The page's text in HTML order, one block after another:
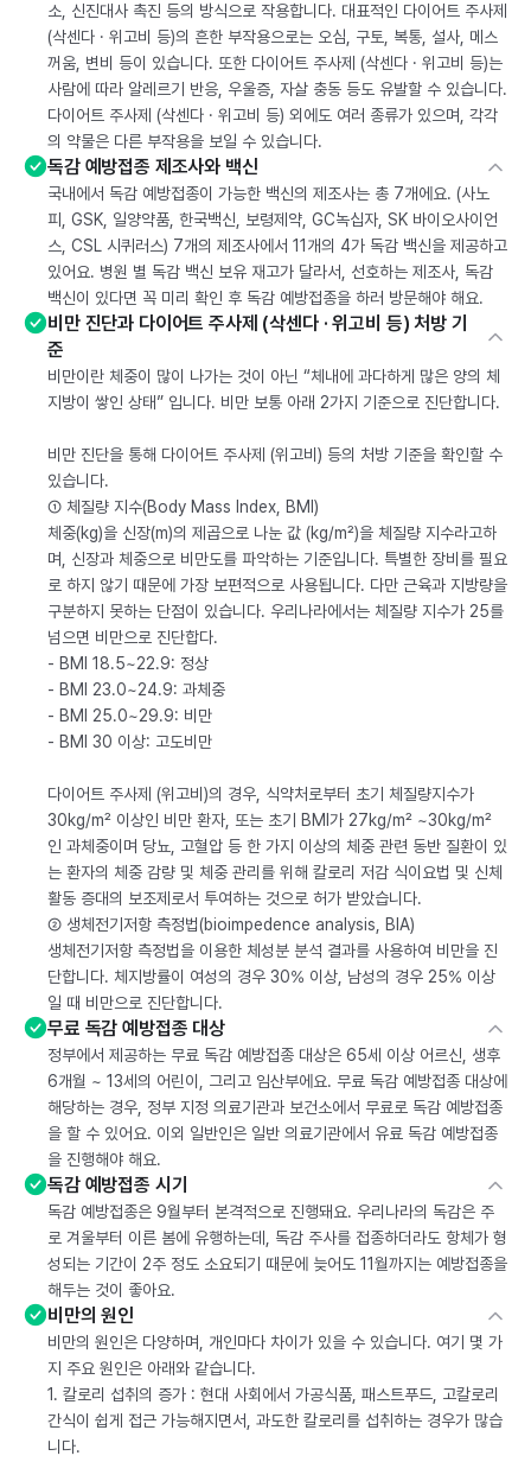
소, 신진대사 촉진 등의 방식으로 작용합니다. 대표적인 다이어트 주사제
(삭센다 · 위고비 등)의 흔한 부작용으로는 오심, 구토, 복통, 설사, 메스
꺼움, 변비 등이 있습니다. 또한 다이어트 주사제 (삭센다 · 위고비 등)는
사람에 따라 알레르기 반응, 우울증, 자살 충동 등도 유발할 수 있습니다.
다이어트 주사제 (삭센다 · 위고비 등) 외에도 여러 종류가 있으며, 각각
의 약물은 다른 부작용을 보일 수 있습니다.
독감 예방접종 제조사와 백신
국내에서 독감 예방접종이 가능한 백신의 제조사는 총 7개에요. (사노
피, GSK, 일양약품, 한국백신, 보령제약, GC녹십자, SK 바이오사이언
스, CSL 시퀴러스) 7개의 제조사에서 11개의 4가 독감 백신을 제공하고
있어요. 병원 별 독감 백신 보유 재고가 달라서, 선호하는 제조사, 독감
백신이 있다면 꼭 미리 확인 후 독감 예방접종을 하러 방문해야 해요.
비만 진단과 다이어트 주사제 (삭센다 · 위고비 등) 처방 기
준
비만이란 체중이 많이 나가는 것이 아닌 “체내에 과다하게 많은 양의 체
지방이 쌓인 상태” 입니다. 비만 보통 아래 2가지 기준으로 진단합니다.
비만 진단을 통해 다이어트 주사제 (위고비) 등의 처방 기준을 확인할 수
있습니다.
① 체질량 지수(Body Mass Index, BMI)
체중(kg)을 신장(m)의 제곱으로 나눈 값 (kg/m²)을 체질량 지수라고하
며, 신장과 체중으로 비만도를 파악하는 기준입니다. 특별한 장비를 필요
로 하지 않기 때문에 가장 보편적으로 사용됩니다. 다만 근육과 지방량을
구분하지 못하는 단점이 있습니다. 우리나라에서는 체질량 지수가 25를
넘으면 비만으로 진단합다.
- BMI 18.5~22.9: 정상
- BMI 23.0~24.9: 과체중
- BMI 25.0~29.9: 비만
- BMI 30 이상: 고도비만
다이어트 주사제 (위고비)의 경우, 식약처로부터 초기 체질량지수가
30kg/m² 이상인 비만 환자, 또는 초기 BMI가 27kg/m² ~30kg/m²
인 과체중이며 당뇨, 고혈압 등 한 가지 이상의 체중 관련 동반 질환이 있
는 환자의 체중 감량 및 체중 관리를 위해 칼로리 저감 식이요법 및 신체
활동 증대의 보조제로서 투여하는 것으로 허가 받았습니다.
② 생체전기저항 측정법(bioimpedence analysis, BIA)
생체전기저항 측정법을 이용한 체성분 분석 결과를 사용하여 비만을 진
단합니다. 체지방률이 여성의 경우 30% 이상, 남성의 경우 25% 이상
일 때 비만으로 진단합니다.
무료 독감 예방접종 대상
정부에서 제공하는 무료 독감 예방접종 대상은 65세 이상 어르신, 생후
6개월 ~ 13세의 어린이, 그리고 임산부에요. 무료 독감 예방접종 대상에
해당하는 경우, 정부 지정 의료기관과 보건소에서 무료로 독감 예방접종
을 할 수 있어요. 이외 일반인은 일반 의료기관에서 유료 독감 예방접종
을 진행해야 해요.
독감 예방접종 시기
독감 예방접종은 9월부터 본격적으로 진행돼요. 우리나라의 독감은 주
로 겨울부터 이른 봄에 유행하는데, 독감 주사를 접종하더라도 항체가 형
성되는 기간이 2주 정도 소요되기 때문에 늦어도 11월까지는 예방접종을
해두는 것이 좋아요.
비만의 원인
비만의 원인은 다양하며, 개인마다 차이가 있을 수 있습니다. 여기 몇 가
지 주요 원인은 아래와 같습니다.
1. 칼로리 섭취의 증가 : 현대 사회에서 가공식품, 패스트푸드, 고칼로리
간식이 쉽게 접근 가능해지면서, 과도한 칼로리를 섭취하는 경우가 많습
니다.